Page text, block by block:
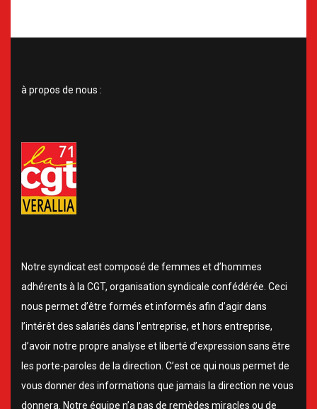
à propos de nous :
Notre syndicat est composé de femmes et d’hommes
adhérents à la CGT, organisation syndicale confédérée. Ceci
nous permet d’être formés et informés afin d’agir dans
l’intérêt des salariés dans l’entreprise, et hors entreprise,
d’avoir notre propre analyse et liberté d’expression sans être
les porte-paroles de la direction. C’est ce qui nous permet de
vous donner des informations que jamais la direction ne vous
donnera. Notre équipe n’a pas de remèdes miracles ou de